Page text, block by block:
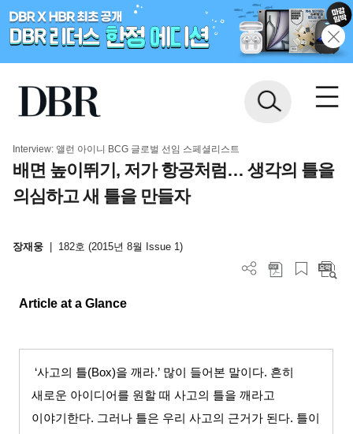
Interview: 앨런 아이니 BCG 글로벌 선임 스페셜리스트
배면 높이뛰기, 저가 항공처럼… 생각의 틀을
의심하고 새 틀을 만들자
장재웅 182호 (2015년 8월 Issue 1)
Article at a Glance
‘사고의 틀(Box)을 깨라.’ 많이 들어본 말이다. 흔히
새로운 아이디어를 원할 때 사고의 틀을 깨라고
이야기한다. 그러나 틀은 우리 사고의 근거가 된다. 틀이